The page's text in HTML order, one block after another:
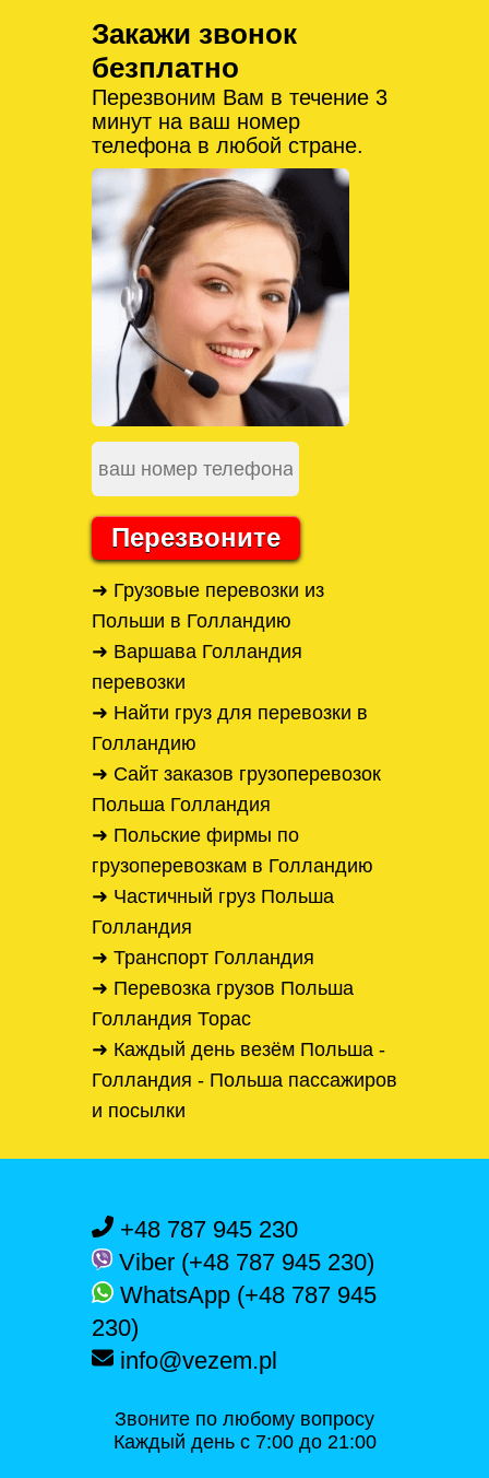
Закажи звонок
безплатно
Перезвоним Вам в течение 3
минут на ваш номер
телефона в любой стране.
Перезвоните
➜ Грузовые перевозки из
Польши в Голландию
➜ Варшава Голландия
перевозки
➜ Найти груз для перевозки в
Голландию
➜ Сайт заказов грузоперевозок
Польша Голландия
➜ Польские фирмы по
грузоперевозкам в Голландию
➜ Частичный груз Польша
Голландия
➜ Транспорт Голландия
➜ Перевозка грузов Польша
Голландия Торас
➜ Каждый день везём Польша -
Голландия - Польша пассажиров
и посылки
+48 787 945 230
Viber (+48 787 945 230)
WhatsApp (+48 787 945
230)
info@vezem.pl
Звоните по любому вопросу
Каждый день с 7:00 до 21:00